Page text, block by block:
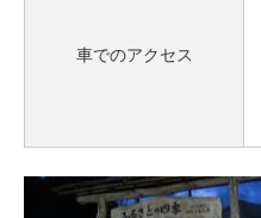
車でのアクセス